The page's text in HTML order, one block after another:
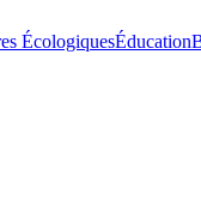
ÉcologiquesÉducation